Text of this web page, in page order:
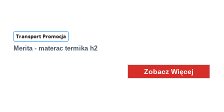
Transport Promocja
Merita - materac termika h2
Zobacz Więcej